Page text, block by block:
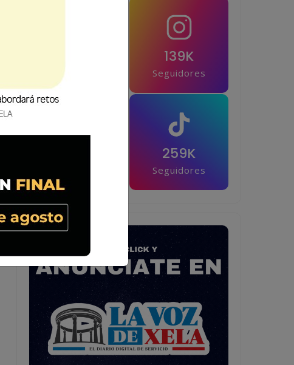
Seguidores
139K
Seguidores
259K
Seguidores